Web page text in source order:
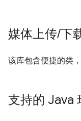
媒体上传/下
该库包含便捷的类
支持的 Java